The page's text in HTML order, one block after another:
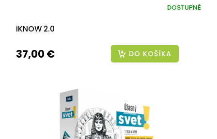
iKNOW 2.0
DOSTUPNÉ
37,00 € DO KOŠÍKA